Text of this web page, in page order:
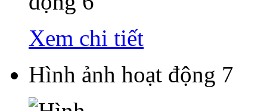
Xem chi tiết
Hình ảnh hoạt động 7